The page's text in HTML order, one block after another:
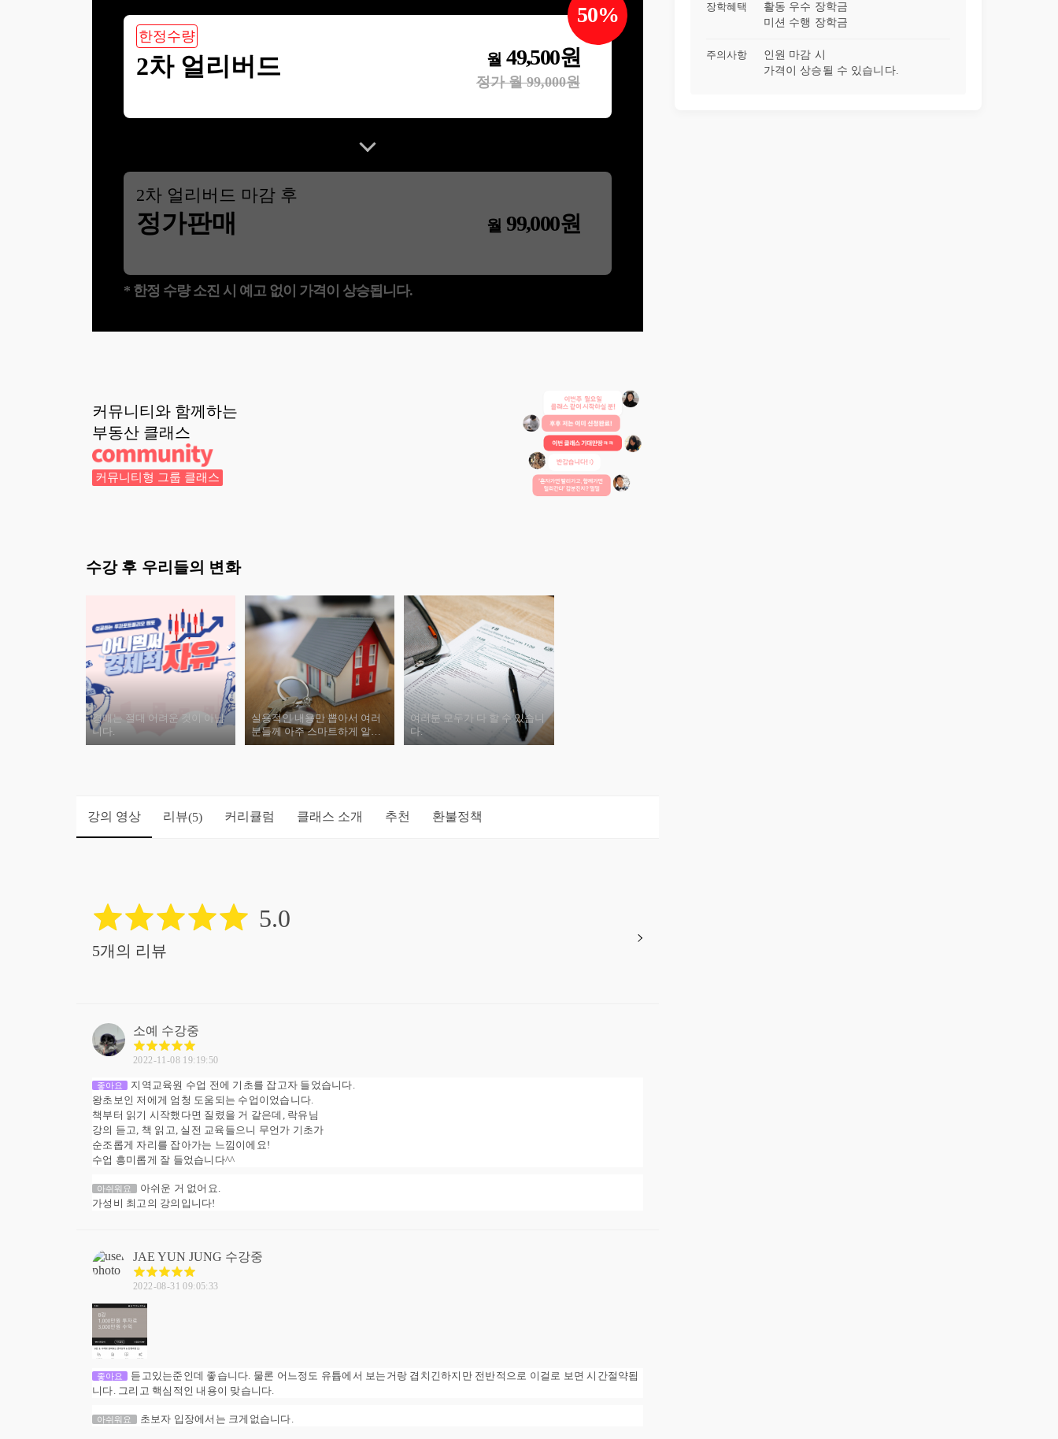
한정수량
2차 얼리버드 월49,500원
정가 월99,000원
50%
2차 얼리버드 마감 후
정가판매 월 99,000원
* 한정 수량 소진 시 예고 없이 가격이 상승됩니다.
커뮤니티와 함께하는
부동산 클래스
커뮤니티형 그룹 클래스
수강 후 우리들의 변화
경매는 절대 어려운 것이 아닙
니다.
실용적인 내용만 뽑아서 여러
분들께 아주 스마트하게 알려
드리고 싶습니다.
여러분 모두가 다 할 수 있습니
다.
강의 영상 리뷰(5) 커리큘럼 클래스 소개 추천 환불정책
5.0
5개의 리뷰
소예 수강중
2022-11-08 19:19:50
좋아요
지역교육원 수업 전에 기초를 잡고자 들었습니다.
왕초보인 저에게 엄청 도움되는 수업이었습니다.
책부터 읽기 시작했다면 질렸을 거 같은데, 락유님
강의 듣고, 책 읽고, 실전 교육들으니 무언가 기초가
순조롭게 자리를 잡아가는 느낌이에요!
수업 흥미롭게 잘 들었습니다^^
아쉬워요
아쉬운 거 없어요.
가성비 최고의 강의입니다!
JAE YUN JUNG 수강중
2022-08-31 09:05:33
좋아요
듣고있는준인데 좋습니다. 물론 어느정도 유튭에서 보는거랑 겹치긴하지만 전반적으로 이걸로 보면 시간절약됩
니다. 그리고 핵심적인 내용이 맞습니다.
아쉬워요 초보자 입장에서는 크게없습니다.
장학혜택
활동 우수 장학금
미션 수행 장학금
주의사항
인원 마감 시
가격이 상승될 수 있습니다.